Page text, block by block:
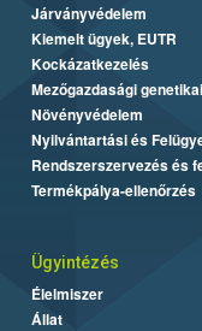
Járványvédelem
Kiemelt ügyek, EUTR
Kockázatkezelés
Mezőgazdasági
Növényvédelem
Nyilvántartási és
Rendszerszervezés és
Termékpálya-ellenőrzés
Ügyintézés
Élelmiszer
Állat